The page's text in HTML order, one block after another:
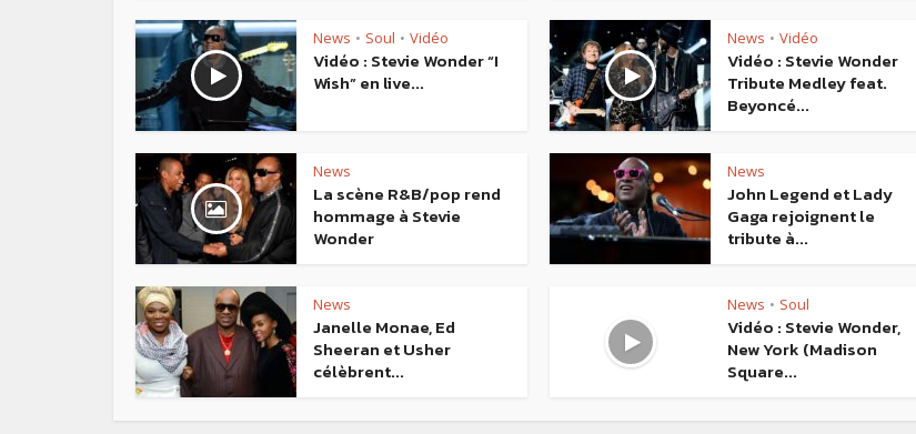
News • Soul • Vidéo
Vidéo : Stevie Wonder “I
Wish” en live...
News • Vidéo
Vidéo : Stevie Wonder
Tribute Medley feat.
Beyoncé...
News
La scène R&B/pop rend
hommage à Stevie
Wonder
News
John Legend et Lady
Gaga rejoignent le
tribute à...
News
Janelle Monae, Ed
Sheeran et Usher
célèbrent...
News • Soul
Vidéo : Stevie Wonder,
New York (Madison
Square...